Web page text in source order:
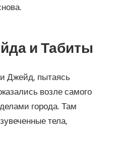
и Табиты
Джейд, пытаясь
возле самого
города. Там
тела,